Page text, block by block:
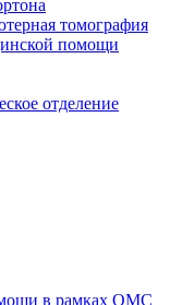
томография
помощи
отделение
в рамках ОМС